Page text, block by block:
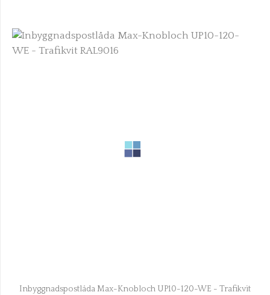
Inbyggnadspostlåda Max-Knobloch UP10-120-WE - Trafikvit